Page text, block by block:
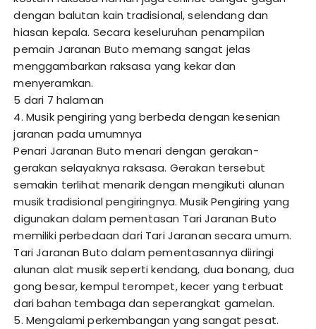
dengan balutan kain tradisional, selendang dan
hiasan kepala. Secara keseluruhan penampilan
pemain Jaranan Buto memang sangat jelas
menggambarkan raksasa yang kekar dan
menyeramkan.
5 dari 7 halaman
4. Musik pengiring yang berbeda dengan kesenian
jaranan pada umumnya
Penari Jaranan Buto menari dengan gerakan-
gerakan selayaknya raksasa. Gerakan tersebut
semakin terlihat menarik dengan mengikuti alunan
musik tradisional pengiringnya. Musik Pengiring yang
digunakan dalam pementasan Tari Jaranan Buto
memiliki perbedaan dari Tari Jaranan secara umum.
Tari Jaranan Buto dalam pementasannya diiringi
alunan alat musik seperti kendang, dua bonang, dua
gong besar, kempul terompet, kecer yang terbuat
dari bahan tembaga dan seperangkat gamelan.
5. Mengalami perkembangan yang sangat pesat.